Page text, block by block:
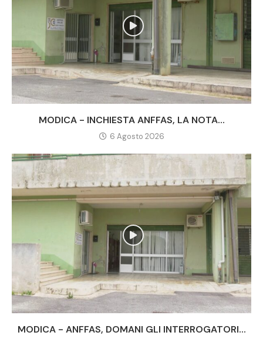
MODICA - INCHIESTA ANFFAS, LA NOTA...
6 Agosto 2026
MODICA - ANFFAS, DOMANI GLI INTERROGATORI...